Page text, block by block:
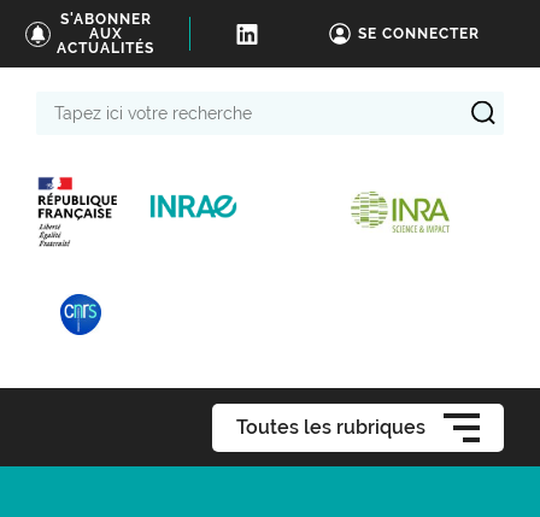
S'ABONNER
AUX
ACTUALITÉS
SE CONNECTER
Toutes les rubriques